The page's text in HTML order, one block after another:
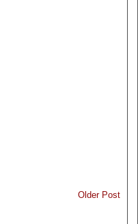
Older Post